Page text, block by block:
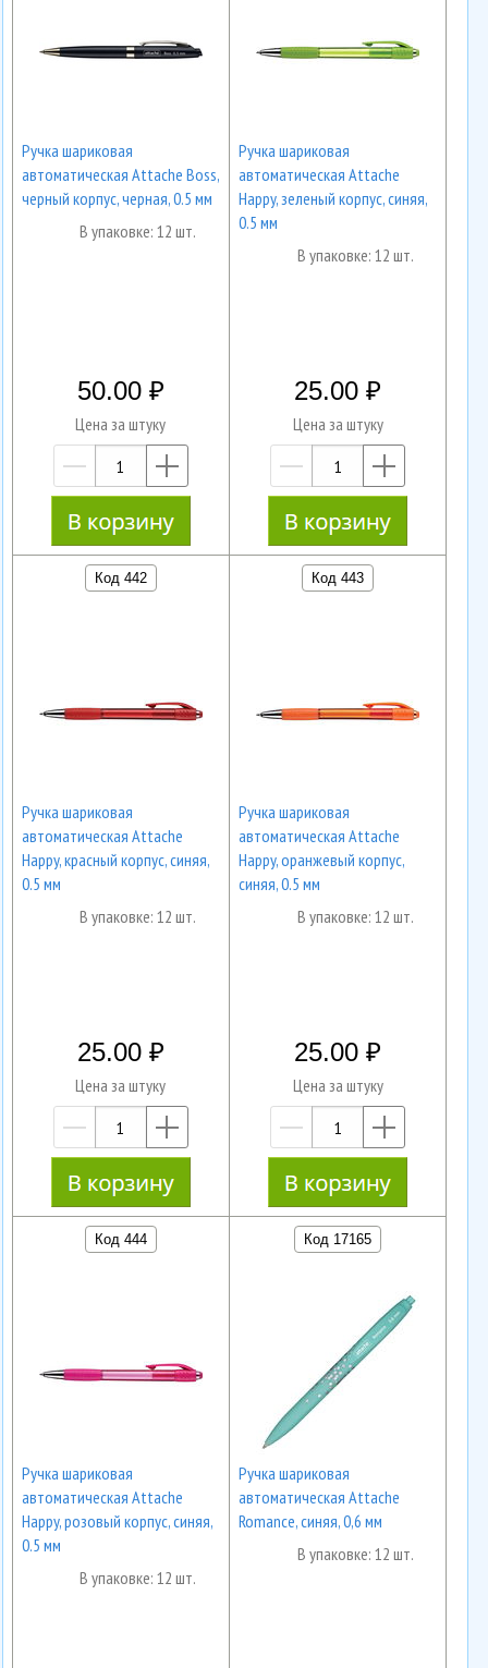
Ручка шариковая
автоматическая Attache Boss,
черный корпус, черная, 0.5 мм
В упаковке: 12 шт.
50.00
Цена за штуку
—
Ручка шариковая
автоматическая Attache
Happy, зеленый корпус, синяя,
0.5 мм
В упаковке: 12 шт.
25.00
Цена за штуку
—
Код 442
Ручка шариковая
автоматическая Attache
Happy, красный корпус, синяя,
0.5 мм
В упаковке: 12 шт.
25.00
Цена за штуку
—
Код 443
Ручка шариковая
автоматическая Attache
Happy, оранжевый корпус,
синяя, 0.5 мм
В упаковке: 12 шт.
25.00
Цена за штуку
—
Код 444
Ручка шариковая
автоматическая Attache
Happy, розовый корпус, синяя,
0.5 мм
В упаковке: 12 шт.
Код 17165
Ручка шариковая
автоматическая Attache
Romance, синяя, 0,6 мм
В упаковке: 12 шт.